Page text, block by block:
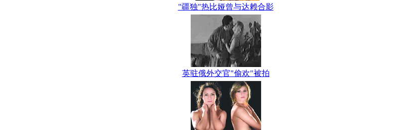
"疆独"热比娅曾与达赖合影
英驻俄外交官"偷欢"被拍